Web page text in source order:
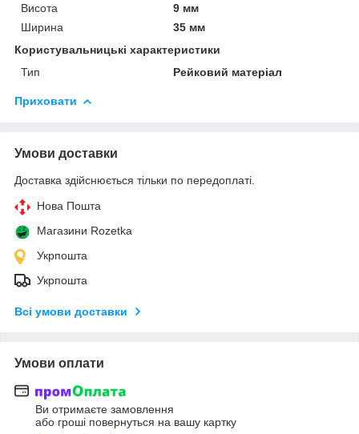
Висота
9 мм
Ширина
35 мм
Користувальницькі характеристики
Тип
Рейковий матеріал
Приховати
Умови доставки
Доставка здійснюється тільки по передоплаті.
Нова Пошта
Магазини Rozetka
Укрпошта
Укрпошта
Всі умови доставки
Умови оплати
Ви отримаєте замовлення
або гроші повернуться на вашу картку